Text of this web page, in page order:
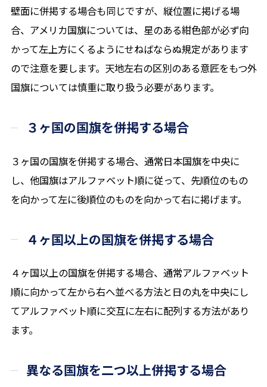
壁面に併掲する場合も同じですが、縦位置に掲げる場
合、アメリカ国旗については、星のある紺色部が必ず向
かって左上方にくるようにせねばならぬ規定があります
ので注意を要します。天地左右の区別のある意匠をもつ外
国旗については慎重に取り扱う必要があります。
３ヶ国の国旗を併掲する場合
３ヶ国の国旗を併掲する場合、通常日本国旗を中央に
し、他国旗はアルファベット順に従って、先順位のもの
を向かって左に後順位のものを向かって右に掲げます。
４ヶ国以上の国旗を併掲する場合
４ヶ国以上の国旗を併掲する場合、通常アルファベット
順に向かって左から右へ並べる方法と日の丸を中央にし
てアルファベット順に交互に左右に配列する方法があり
ます。
異なる国旗を二つ以上併掲する場合